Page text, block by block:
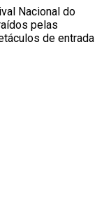
Nacional do
pelas
de entrada